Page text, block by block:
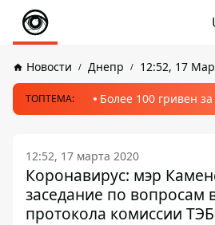
Новости Днепр 12:52, 17
ТОПТЕМА: Более 100 гривен
12:52, 17 марта 2020
Коронавирус: мэр
заседание по вопросам
протокола комиссии